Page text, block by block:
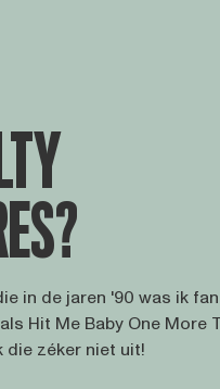
in de jaren '90 was ik
Hit Me Baby One More
zéker niet uit!